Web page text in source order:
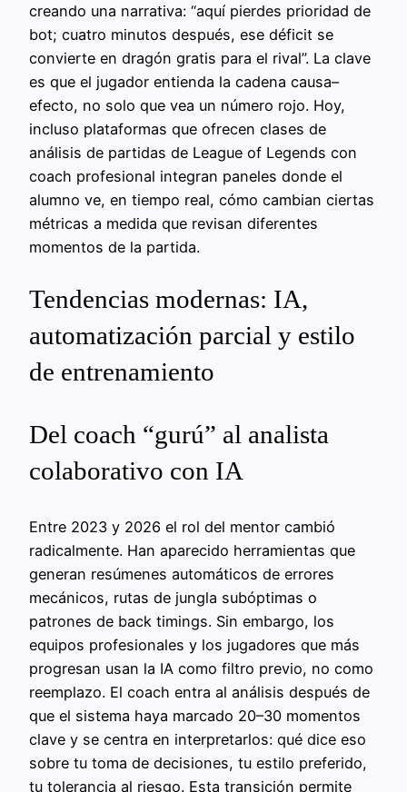
creando una narrativa: “aquí pierdes prioridad de
bot; cuatro minutos después, ese déficit se
convierte en dragón gratis para el rival”. La clave
es que el jugador entienda la cadena causa–
efecto, no solo que vea un número rojo. Hoy,
incluso plataformas que ofrecen clases de
análisis de partidas de League of Legends con
coach profesional integran paneles donde el
alumno ve, en tiempo real, cómo cambian ciertas
métricas a medida que revisan diferentes
momentos de la partida.
Tendencias modernas: IA,
automatización parcial y estilo
de entrenamiento
Del coach “gurú” al analista
colaborativo con IA
Entre 2023 y 2026 el rol del mentor cambió
radicalmente. Han aparecido herramientas que
generan resúmenes automáticos de errores
mecánicos, rutas de jungla subóptimas o
patrones de back timings. Sin embargo, los
equipos profesionales y los jugadores que más
progresan usan la IA como filtro previo, no como
reemplazo. El coach entra al análisis después de
que el sistema haya marcado 20–30 momentos
clave y se centra en interpretarlos: qué dice eso
sobre tu toma de decisiones, tu estilo preferido,
tu tolerancia al riesgo. Esta transición permite